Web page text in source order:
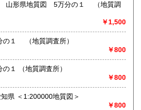
県地質図 5万分の１ （地質調
￥1,500
千葉地質図 ２0万分の１ （地質調査所）
￥800
酒田地質図 ２0万分の１ （地質調査所）
￥800
県 ＜1:200000地質図＞
￥800